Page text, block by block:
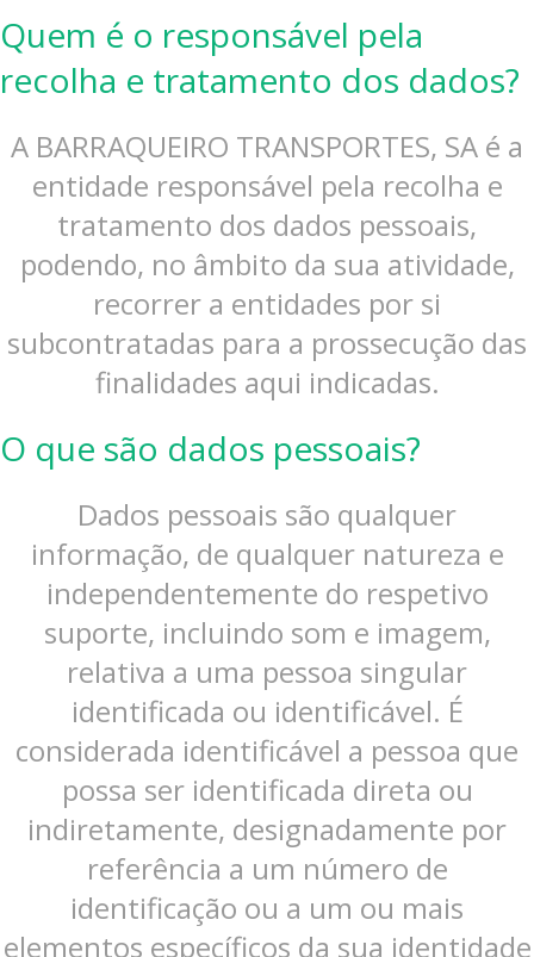
Quem é o responsável pela
recolha e tratamento dos dados?
A BARRAQUEIRO TRANSPORTES, SA é a
entidade responsável pela recolha e
tratamento dos dados pessoais,
podendo, no âmbito da sua atividade,
recorrer a entidades por si
subcontratadas para a prossecução das
finalidades aqui indicadas.
O que são dados pessoais?
Dados pessoais são qualquer
informação, de qualquer natureza e
independentemente do respetivo
suporte, incluindo som e imagem,
relativa a uma pessoa singular
identificada ou identificável. É
considerada identificável a pessoa que
possa ser identificada direta ou
indiretamente, designadamente por
referência a um número de
identificação ou a um ou mais
elementos específicos da sua identidade